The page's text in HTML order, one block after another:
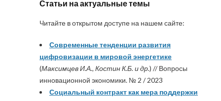
Статьи на актуальные темы
Читайте в открытом доступе на нашем сайте:
Современные тенденции развития
цифровизации в мировой энергетике
(Максимцев И.А., Костин К.Б. и др.) // Вопросы
инновационной экономики. № 2 / 2023
Социальный контракт как мера поддержки